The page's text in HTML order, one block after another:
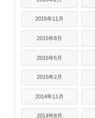
2015年11月
2015年8月
2015年5月
2015年2月
2014年11月
2014年8月